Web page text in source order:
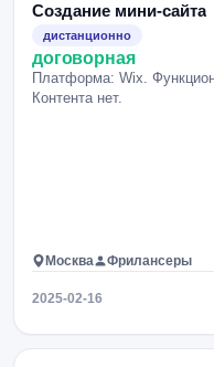
Создание мини-сайта
дистанционно
договорная
Платформа: Wix.
Контента нет.
Москва Фрилансеры
2025-02-16